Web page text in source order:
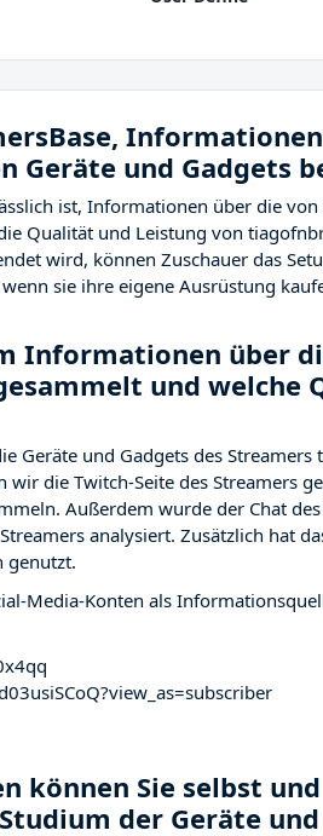
Geräte und Gadgets
ist, Informationen über die
Qualität und Leistung von
wird, können Zuschauer das
sie ihre eigene Ausrüstung
Informationen über
und welche
Geräte und Gadgets des Streamers
die Twitch-Seite des Streamers
Außerdem wurde der Chat
analysiert. Zusätzlich hat
genutzt.
Media-Konten als
können Sie selbst
der Geräte und